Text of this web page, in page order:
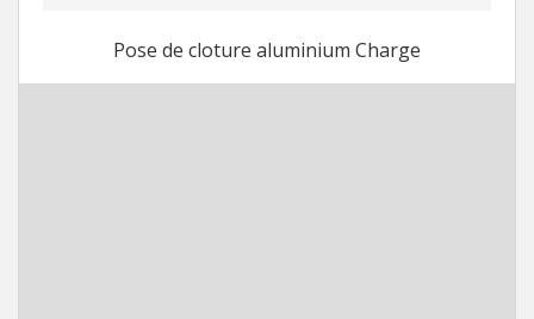
Pose de cloture aluminium Charge